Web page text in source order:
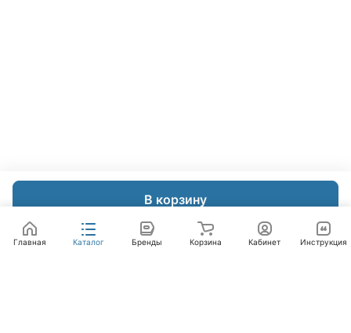
В корзину
Главная Каталог Бренды Корзина Кабинет Инструкция